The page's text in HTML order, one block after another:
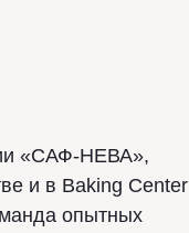
«САФ-НЕВА»,
и в Baking Center
опытных